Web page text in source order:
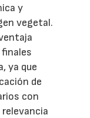
y
vegetal.
ya que
de
con